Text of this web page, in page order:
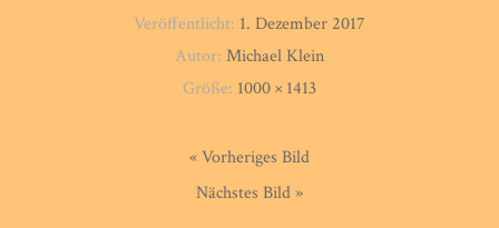
Veröffentlicht: 1. Dezember 2017
Autor: Michael Klein
Größe: 1000 × 1413
« Vorheriges Bild
Nächstes Bild »